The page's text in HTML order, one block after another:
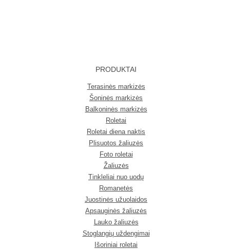
PRODUKTAI
Terasinės markizės
Šoninės markizės
Balkoninės markizės
Roletai
Roletai diena naktis
Plisuotos žaliuzės
Foto roletai
Žaliuzės
Tinkleliai nuo uodų
Romanetės
Juostinės užuolaidos
Apsauginės žaliuzės
Lauko žaliuzės
Stoglangių uždengimai
Išoriniai roletai